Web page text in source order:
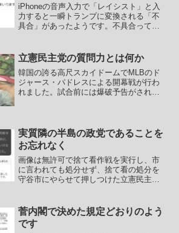
iPhoneの音声入力で「レイシスト」と入
力すると一瞬トランプに変換される「不
具合」があったようです。不具合って言
えないんですけどね……。では今回は維
新の会の所属議員の...
立憲民主党の質問力とは何か
韓国の誇る高尺スカイドームでMLBのド
ジャース・パドレスによる開幕戦が行わ
れました。試合前には爆破予告がされる
から韓国国内の方々の...
実質隣の半島の政党であることを
お忘れなく
画像は無許可で捨て看作戦を実行し、市
に言われても処分せず、捨て看の処分を
守谷市にやらせて押しつけた立憲民主党
谷市からの抗議も一部の週刊誌からの取
材からも逃げておいて捨...
菅内閣で決めた規定どおりのよう
です